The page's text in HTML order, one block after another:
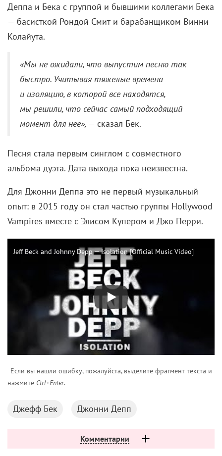
Деппа и Бека с группой и бывшими коллегами Бека
— басисткой Рондой Смит и барабанщиком Винни
Колайута.
«Мы не ожидали, что выпустим песню так
быстро. Учитывая тяжелые времена
и изоляцию, в которой все находятся,
мы решили, что сейчас самый подходящий
момент для нее», — сказал Бек.
Песня стала первым синглом с совместного
альбома дуэта. Дата выхода пока неизвестна.
Для Джонни Деппа это не первый музыкальный
опыт: в 2015 году он стал частью группы Hollywood
Vampires вместе с Элисом Купером и Джо Перри.
Jeff Beck and Johnny Depp — Isolation [Official Music Video]
Если вы нашли ошибку, пожалуйста, выделите фрагмент текста и
нажмите Ctrl+Enter.
Джефф Бек Джонни Депп
Комментарии